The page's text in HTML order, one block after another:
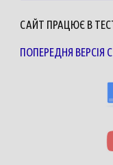
САЙТ ПРАЦЮЄ В
ПОПЕРЕДНЯ ВЕРСІЯ